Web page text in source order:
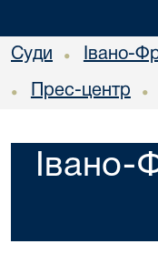
Суди • Івано-
• Прес-центр •
Івано-